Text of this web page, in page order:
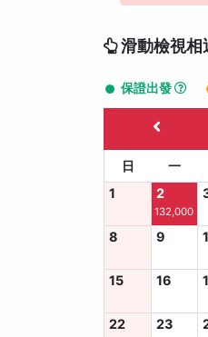
滑動檢視相
保證出發
日 一
1
2
132,000
8 9
15 16
22 23